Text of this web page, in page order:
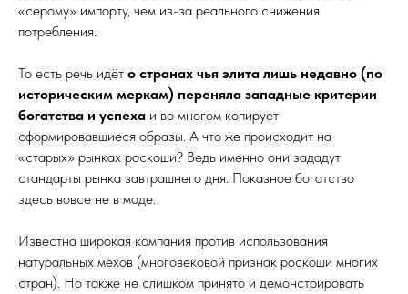
«серому» импорту, чем из-за реального снижения
потребления.
То есть речь идёт о странах чья элита лишь недавно (по
историческим меркам) переняла западные критерии
богатства и успеха и во многом копирует
сформировавшиеся образы. А что же происходит на
«старых» рынках роскоши? Ведь именно они зададут
стандарты рынка завтрашнего дня. Показное богатство
здесь вовсе не в моде.
Известна широкая компания против использования
натуральных мехов (многовековой признак роскоши многих
стран). Но также не слишком принято и демонстрировать